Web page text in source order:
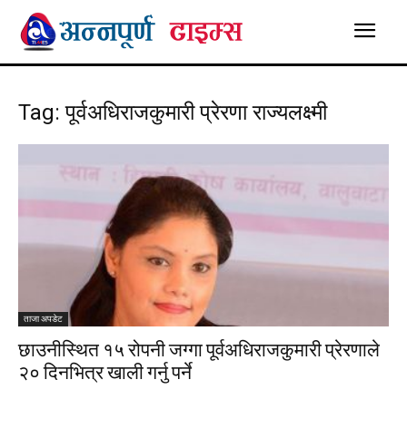
Tag: पूर्वअधिराजकुमारी प्रेरणा राज्यलक्ष्मी
ताजा अपडेट
छाउनीस्थित १५ रोपनी जग्गा पूर्वअधिराजकुमारी प्रेरणाले
२० दिनभित्र खाली गर्नु पर्ने